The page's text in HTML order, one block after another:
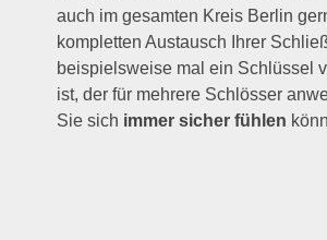
auch im gesamten Kreis Berlin
kompletten Austausch Ihrer
beispielsweise mal ein Schlüssel
ist, der für mehrere Schlösser
Sie sich immer sicher fühlen